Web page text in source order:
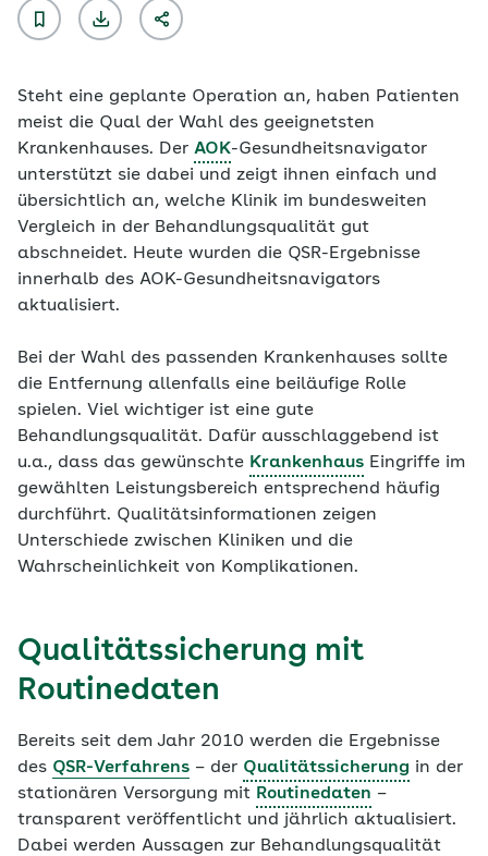
Steht eine geplante Operation an, haben Patienten
meist die Qual der Wahl des geeignetsten
Krankenhauses. Der AOK-Gesundheitsnavigator
unterstützt sie dabei und zeigt ihnen einfach und
übersichtlich an, welche Klinik im bundesweiten
Vergleich in der Behandlungsqualität gut
abschneidet. Heute wurden die QSR-Ergebnisse
innerhalb des AOK-Gesundheitsnavigators
aktualisiert.
Bei der Wahl des passenden Krankenhauses sollte
die Entfernung allenfalls eine beiläufige Rolle
spielen. Viel wichtiger ist eine gute
Behandlungsqualität. Dafür ausschlaggebend ist
u.a., dass das gewünschte Krankenhaus Eingriffe im
gewählten Leistungsbereich entsprechend häufig
durchführt. Qualitätsinformationen zeigen
Unterschiede zwischen Kliniken und die
Wahrscheinlichkeit von Komplikationen.
Qualitätssicherung mit
Routinedaten
Bereits seit dem Jahr 2010 werden die Ergebnisse
des QSR-Verfahrens – der Qualitätssicherung in der
stationären Versorgung mit Routinedaten –
transparent veröffentlicht und jährlich aktualisiert.
Dabei werden Aussagen zur Behandlungsqualität